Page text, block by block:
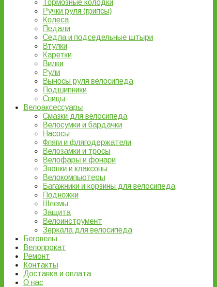
Тормозные колодки
Ручки руля (грипсы)
Колеса
Педали
Седла и подседельные штыри
Втулки
Каретки
Вилки
Рули
Выносы руля велосипеда
Подшипники
Спицы
Велоаксессуары
Смазки для велосипеда
Велосумки и бардачки
Насосы
Фляги и флягодержатели
Велозамки и тросы
Велофары и фонари
Звонки и клаксоны
Велокомпьютеры
Багажники и корзины для велосипеда
Подножки
Шлемы
Защита
Велоинструмент
Зеркала для велосипеда
Беговелы
Велопрокат
Ремонт
Контакты
Доставка и оплата
О нас